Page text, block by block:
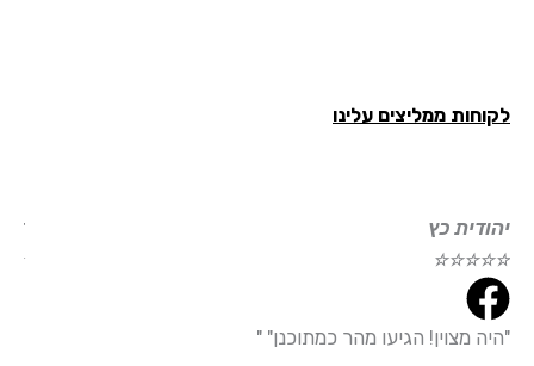
ממליצים עלינו
כץ
☆
☆
☆
מצוין! הגיעו מהר כמתוכנן" "
דוד
☆